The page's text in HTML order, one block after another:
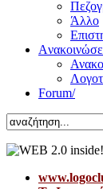
Άλλο
Forum/